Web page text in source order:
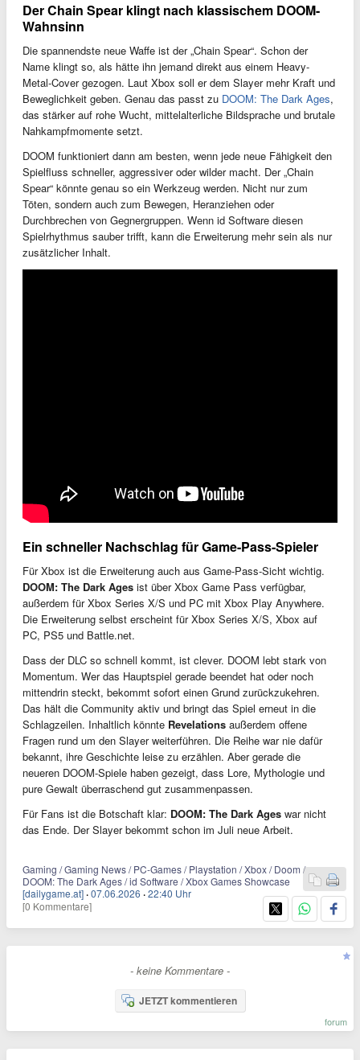
Der Chain Spear klingt nach klassischem DOOM-
Wahnsinn
Die spannendste neue Waffe ist der „Chain Spear“. Schon der
Name klingt so, als hätte ihn jemand direkt aus einem Heavy-
Metal-Cover gezogen. Laut Xbox soll er dem Slayer mehr Kraft und
Beweglichkeit geben. Genau das passt zu DOOM: The Dark Ages,
das stärker auf rohe Wucht, mittelalterliche Bildsprache und brutale
Nahkampfmomente setzt.
DOOM funktioniert dann am besten, wenn jede neue Fähigkeit den
Spielfluss schneller, aggressiver oder wilder macht. Der „Chain
Spear“ könnte genau so ein Werkzeug werden. Nicht nur zum
Töten, sondern auch zum Bewegen, Heranziehen oder
Durchbrechen von Gegnergruppen. Wenn id Software diesen
Spielrhythmus sauber trifft, kann die Erweiterung mehr sein als nur
zusätzlicher Inhalt.
Ein schneller Nachschlag für Game-Pass-Spieler
Für Xbox ist die Erweiterung auch aus Game-Pass-Sicht wichtig.
DOOM: The Dark Ages ist über Xbox Game Pass verfügbar,
außerdem für Xbox Series X/S und PC mit Xbox Play Anywhere.
Die Erweiterung selbst erscheint für Xbox Series X/S, Xbox auf
PC, PS5 und Battle.net.
Dass der DLC so schnell kommt, ist clever. DOOM lebt stark von
Momentum. Wer das Hauptspiel gerade beendet hat oder noch
mittendrin steckt, bekommt sofort einen Grund zurückzukehren.
Das hält die Community aktiv und bringt das Spiel erneut in die
Schlagzeilen. Inhaltlich könnte Revelations außerdem offene
Fragen rund um den Slayer weiterführen. Die Reihe war nie dafür
bekannt, ihre Geschichte leise zu erzählen. Aber gerade die
neueren DOOM-Spiele haben gezeigt, dass Lore, Mythologie und
pure Gewalt überraschend gut zusammenpassen.
Für Fans ist die Botschaft klar: DOOM: The Dark Ages war nicht
das Ende. Der Slayer bekommt schon im Juli neue Arbeit.
Gaming / Gaming News / PC-Games / Playstation / Xbox / Doom /
DOOM: The Dark Ages / id Software / Xbox Games Showcase
[dailygame.at] ·07.06.2026 ·22:40 Uhr
[0 Kommentare]
- keine Kommentare -
JETZT kommentieren
forum